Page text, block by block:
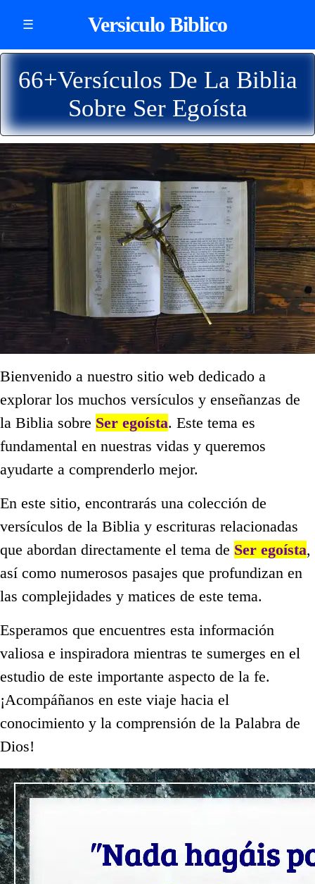
☰ Versiculo Biblico
66+Versículos De La Biblia
Sobre Ser Egoísta
Bienvenido a nuestro sitio web dedicado a
explorar los muchos versículos y enseñanzas de
la Biblia sobre Ser egoísta. Este tema es
fundamental en nuestras vidas y queremos
ayudarte a comprenderlo mejor.
En este sitio, encontrarás una colección de
versículos de la Biblia y escrituras relacionadas
que abordan directamente el tema de Ser egoísta,
así como numerosos pasajes que profundizan en
las complejidades y matices de este tema.
Esperamos que encuentres esta información
valiosa e inspiradora mientras te sumerges en el
estudio de este importante aspecto de la fe.
¡Acompáñanos en este viaje hacia el
conocimiento y la comprensión de la Palabra de
Dios!